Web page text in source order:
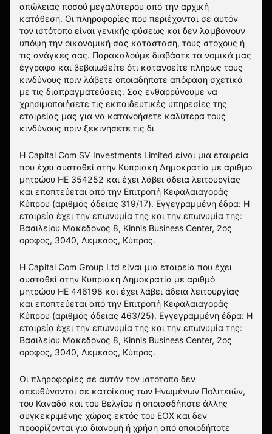
απώλειας ποσού μεγαλύτερου από την αρχική
κατάθεση. Οι πληροφορίες που περιέχονται σε αυτόν
τον ιστότοπο είναι γενικής φύσεως και δεν λαμβάνουν
υπόψη την οικονομική σας κατάσταση, τους στόχους ή
τις ανάγκες σας. Παρακαλούμε διαβάστε τα νομικά μας
έγγραφα και βεβαιωθείτε ότι κατανοείτε πλήρως τους
κινδύνους πριν λάβετε οποιαδήποτε απόφαση σχετικά
με τις διαπραγματεύσεις. Σας ενθαρρύνουμε να
χρησιμοποιήσετε τις εκπαιδευτικές υπηρεσίες της
εταιρείας μας για να κατανοήσετε καλύτερα τους
κινδύνους πριν ξεκινήσετε τις δι
Η Capital Com SV Investments Limited είναι μια εταιρεία
που έχει συσταθεί στην Κυπριακή Δημοκρατία με αριθμό
μητρώου HE 354252 και έχει λάβει άδεια λειτουργίας
και εποπτεύεται από την Επιτροπή Κεφαλαιαγοράς
Κύπρου (αριθμός άδειας 319/17). Εγγεγραμμένη έδρα: Η
εταιρεία έχει την επωνυμία της και την επωνυμία της:
Βασιλείου Μακεδόνος 8, Kinnis Business Center, 2ος
όροφος, 3040, Λεμεσός, Κύπρος.
Η Capital Com Group Ltd είναι μια εταιρεία που έχει
συσταθεί στην Κυπριακή Δημοκρατία με αριθμό
μητρώου ΗΕ 446198 και έχει λάβει άδεια λειτουργίας
και εποπτεύεται από την Επιτροπή Κεφαλαιαγοράς
Κύπρου (αριθμός άδειας 463/25). Εγγεγραμμένη έδρα: Η
εταιρεία έχει την επωνυμία της και την επωνυμία της:
Βασιλείου Μακεδόνος 8, Kinnis Business Center, 2ος
όροφος, 3040, Λεμεσός, Κύπρος.
Οι πληροφορίες σε αυτόν τον ιστότοπο δεν
απευθύνονται σε κατοίκους των Ηνωμένων Πολιτειών,
του Καναδά και του Βελγίου ή οποιασδήποτε άλλης
συγκεκριμένης χώρας εκτός του ΕΟΧ και δεν
προορίζονται για διανομή ή χρήση από οποιοδήποτε